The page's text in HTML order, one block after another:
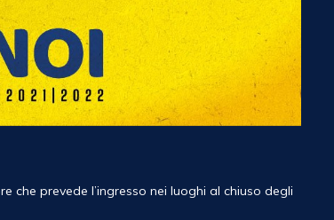
che prevede l’ingresso nei luoghi al chiuso degli